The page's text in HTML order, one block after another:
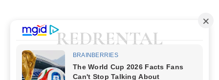
REDRENTAL
Cartões e Finanças